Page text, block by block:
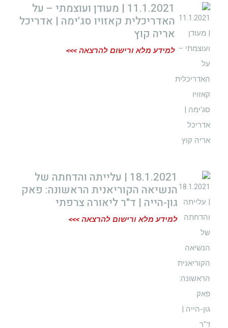
11.1.2021 | מעודן ועוצמתי – על
האדריכלית קאזויו סג'ימה | אדריכל
אריה קוץ
למידע מלא ורישום להרצאה >>>
18.1.2021 | עלייתה והדחתה של
הנשיאה הקוריאנית הראשונה: פאק
גון-הייה | ד"ר ליאורה צרפתי
למידע מלא ורישום להרצאה >>>